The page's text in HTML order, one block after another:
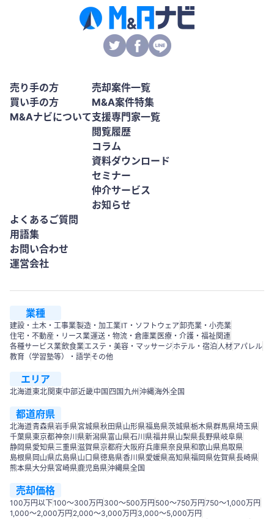
売り手の方
買い手の方
M&Aナビについて
売却案件一覧
M&A案件特集
支援専門家一覧
閲覧履歴
コラム
資料ダウンロード
セミナー
仲介サービス
お知らせ
よくあるご質問
用語集
お問い合わせ
運営会社
業種
建設・土木・工事業製造・加工業IT・ソフトウェア卸売業・小売業
住宅・不動産・リース業運送・物流・倉庫業 医療・介護・福祉関連
各種サービス業飲食業エステ・美容・マッサージ ホテル・宿泊 人材アパレル
教育（学習塾等）・語学その他
エリア
北海道東北 関東中部近畿中国 四国 九州 沖縄海外全国
都道府県
北海道青森県岩手県宮城県秋田県山形県福島県茨城県栃木県群馬県埼玉県
千葉県東京都神奈川県新潟県富山県石川県福井県山梨県長野県岐阜県
静岡県愛知県三重県滋賀県京都府大阪府兵庫県奈良県和歌山県鳥取県
島根県 岡山県広島県山口県徳島県香川県愛媛県高知県福岡県佐賀県長崎県
熊本県大分県宮崎県鹿児島県沖縄県全国
売却価格
100万円以下100〜300万円 300〜500万円 500～750万円 750〜1,000万円
1,000～2,000万円 2,000～3,000万円 3,000～5,000万円